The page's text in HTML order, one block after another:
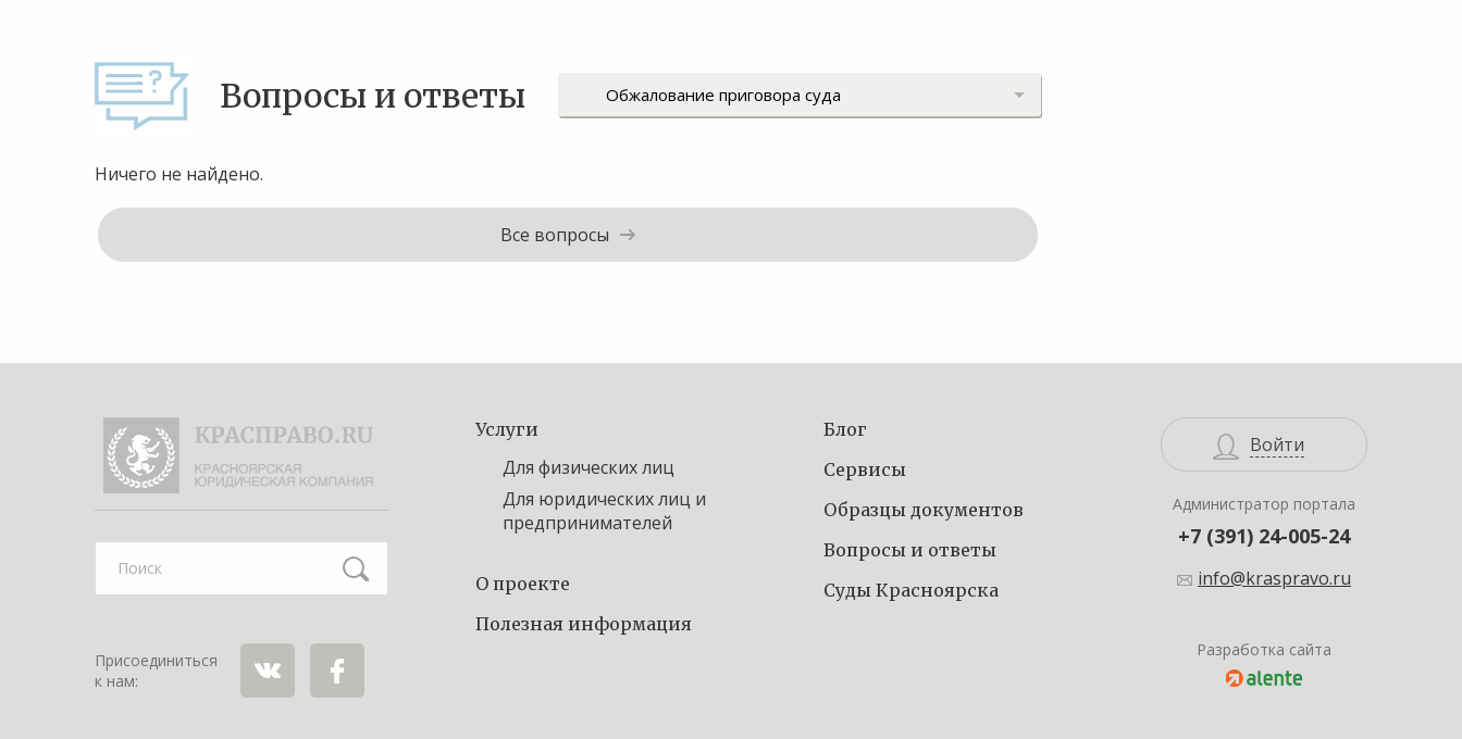
Вопросы и ответы
Ничего не найдено.
Все вопросы
Услуги
Для физических лиц
Для юридических лиц и
предпринимателей
О проекте
Полезная информация
Блог
Сервисы
Образцы документов
Вопросы и ответы
Суды Красноярска
Присоединиться
к нам:
Войти
Администратор портала
+7 (391) 24-005-24
info@kraspravo.ru
Разработка сайта